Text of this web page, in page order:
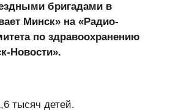
бригадами в
Минск» на «Радио-
по здравоохранению
Новости».
тысяч детей.